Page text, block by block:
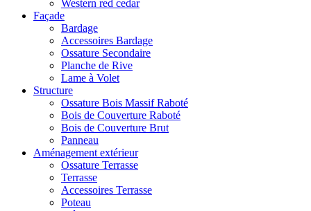
Western red cedar
Façade
Bardage
Accessoires Bardage
Ossature Secondaire
Planche de Rive
Lame à Volet
Structure
Ossature Bois Massif Raboté
Bois de Couverture Raboté
Bois de Couverture Brut
Panneau
Aménagement extérieur
Ossature Terrasse
Terrasse
Accessoires Terrasse
Poteau